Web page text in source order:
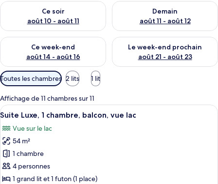
Ce soir
août 10 - août 11
Vérifier la disponibilité pour ce soir août 10 - août 11
Demain
août 11 - août 12
Vérifier la disponibilité pour
Ce week-end
août 14 - août 16
Vérifier la disponibilité pour ce week-end août 14 - août 16
Le week-end prochain
août 21 - août 23
Vérifier la disponibilité pour
Filtres
disponibles
pour
les
chambres
Toutes les chambres 2 lits 1 lit
Affichage de 11 chambres sur 11
Afficher
toutes
les
photos
pour
ce
type
Une chambre à coucher
10
Suite Luxe, 1 chambre, balcon, vue lac
Vue sur le lac
54 m²
1 chambre
4 personnes
1 grand lit et 1 futon (1 place)